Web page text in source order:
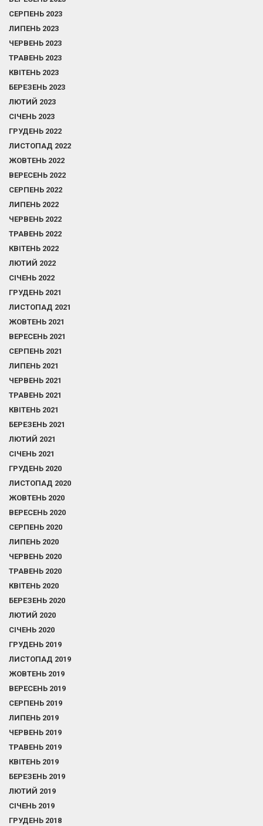
СЕРПЕНЬ 2023
ЛИПЕНЬ 2023
ЧЕРВЕНЬ 2023
ТРАВЕНЬ 2023
КВІТЕНЬ 2023
БЕРЕЗЕНЬ 2023
ЛЮТИЙ 2023
СІЧЕНЬ 2023
ГРУДЕНЬ 2022
ЛИСТОПАД 2022
ЖОВТЕНЬ 2022
ВЕРЕСЕНЬ 2022
СЕРПЕНЬ 2022
ЛИПЕНЬ 2022
ЧЕРВЕНЬ 2022
ТРАВЕНЬ 2022
КВІТЕНЬ 2022
ЛЮТИЙ 2022
СІЧЕНЬ 2022
ГРУДЕНЬ 2021
ЛИСТОПАД 2021
ЖОВТЕНЬ 2021
ВЕРЕСЕНЬ 2021
СЕРПЕНЬ 2021
ЛИПЕНЬ 2021
ЧЕРВЕНЬ 2021
ТРАВЕНЬ 2021
КВІТЕНЬ 2021
БЕРЕЗЕНЬ 2021
ЛЮТИЙ 2021
СІЧЕНЬ 2021
ГРУДЕНЬ 2020
ЛИСТОПАД 2020
ЖОВТЕНЬ 2020
ВЕРЕСЕНЬ 2020
СЕРПЕНЬ 2020
ЛИПЕНЬ 2020
ЧЕРВЕНЬ 2020
ТРАВЕНЬ 2020
КВІТЕНЬ 2020
БЕРЕЗЕНЬ 2020
ЛЮТИЙ 2020
СІЧЕНЬ 2020
ГРУДЕНЬ 2019
ЛИСТОПАД 2019
ЖОВТЕНЬ 2019
ВЕРЕСЕНЬ 2019
СЕРПЕНЬ 2019
ЛИПЕНЬ 2019
ЧЕРВЕНЬ 2019
ТРАВЕНЬ 2019
КВІТЕНЬ 2019
БЕРЕЗЕНЬ 2019
ЛЮТИЙ 2019
СІЧЕНЬ 2019
ГРУДЕНЬ 2018